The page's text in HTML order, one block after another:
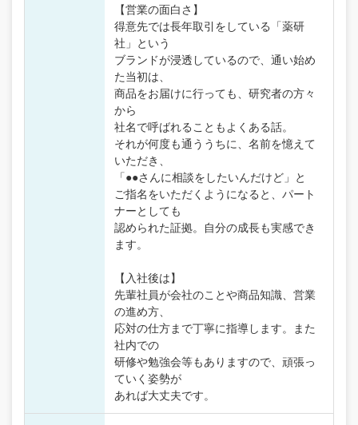
【営業の面白さ】
得意先では長年取引をしている「薬研
社」という
ブランドが浸透しているので、通い始め
た当初は、
商品をお届けに行っても、研究者の方々
から
社名で呼ばれることもよくある話。
それが何度も通ううちに、名前を憶えて
いただき、
「●●さんに相談をしたいんだけど」と
ご指名をいただくようになると、パート
ナーとしても
認められた証拠。自分の成長も実感でき
ます。
【入社後は】
先輩社員が会社のことや商品知識、営業
の進め方、
応対の仕方まで丁寧に指導します。また
社内での
研修や勉強会等もありますので、頑張っ
ていく姿勢が
あれば大丈夫です。